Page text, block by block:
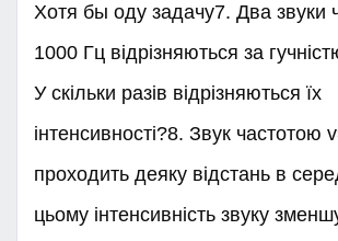
Хотя бы оду задачу7. Два звуки
1000 Гц відрізняються за
У скільки разів відрізняються їх
інтенсивності?8. Звук частотою
проходить деяку відстань в
цьому інтенсивність звуку